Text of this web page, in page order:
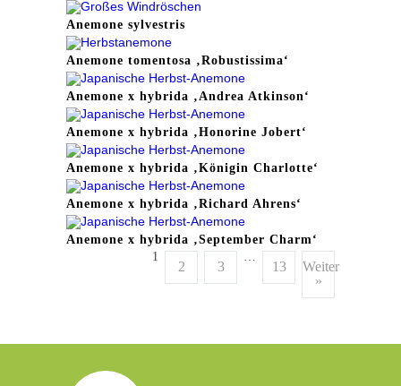
Anemone sylvestris
Anemone tomentosa ‚Robustissima‘
Anemone x hybrida ‚Andrea Atkinson‘
Anemone x hybrida ‚Honorine Jobert‘
Anemone x hybrida ‚Königin Charlotte‘
Anemone x hybrida ‚Richard Ahrens‘
Anemone x hybrida ‚September Charm‘
1
2 3
…
13
Weiter
»